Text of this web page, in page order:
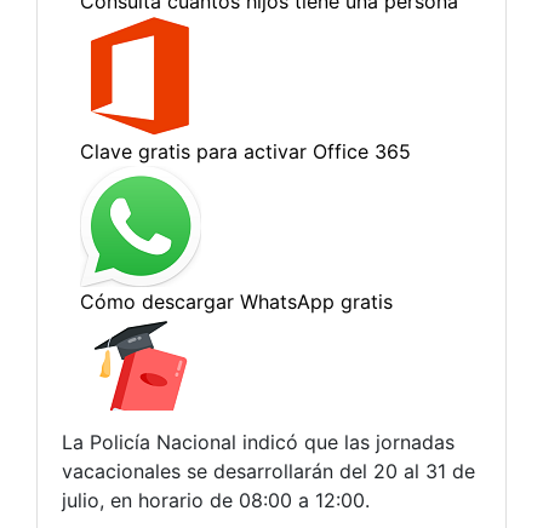
La Policía Nacional indicó que las jornadas
vacacionales se desarrollarán del 20 al 31 de
julio, en horario de 08:00 a 12:00.